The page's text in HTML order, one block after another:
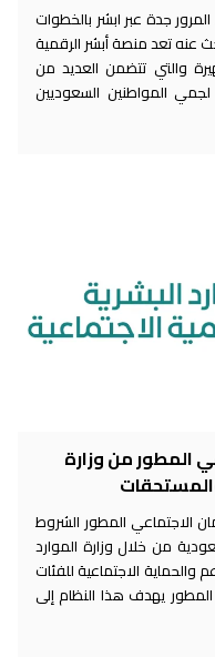
جدة عبر ابشر بالخطوات
عنه تعد منصة أبشر الرقمية
والتي تتضمن العديد من
المواطنين السعوديين
المطور من وزارة
الاجتماعي المطور الشروط
من خلال وزارة الموارد
والحماية الاجتماعية للفئات
المطور يهدف هذا النظام إلى